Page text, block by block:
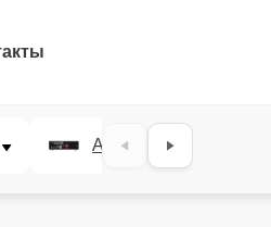
AV-ресивер